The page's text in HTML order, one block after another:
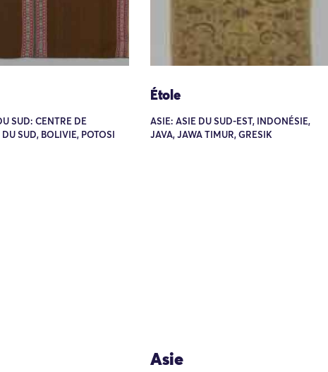
SUD: CENTRE DE
SUD, BOLIVIE, POTOSI
Étole
ASIE: ASIE DU SUD-EST, INDONÉSIE,
JAVA, JAWA TIMUR, GRESIK
Asie